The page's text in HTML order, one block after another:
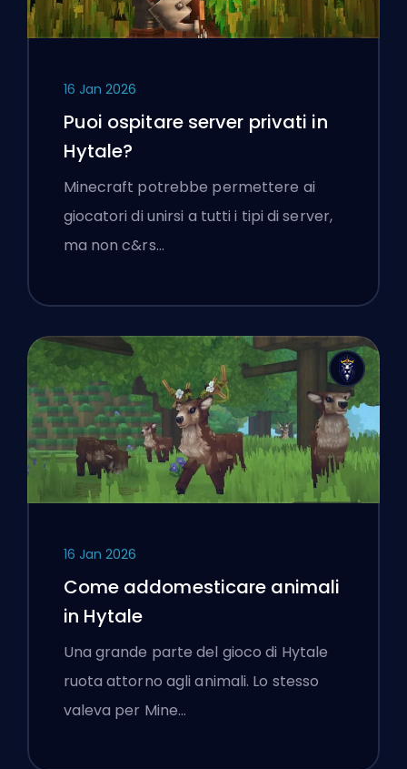
16 Jan 2026
Puoi ospitare server privati in
Hytale?
Minecraft potrebbe permettere ai
giocatori di unirsi a tutti i tipi di server,
ma non c&rs…
16 Jan 2026
Come addomesticare animali
in Hytale
Una grande parte del gioco di Hytale
ruota attorno agli animali. Lo stesso
valeva per Mine…